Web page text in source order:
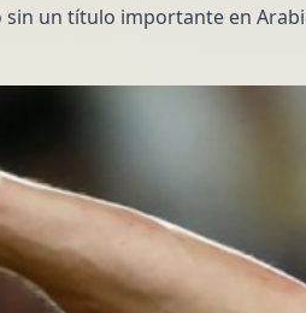
sin un título importante en